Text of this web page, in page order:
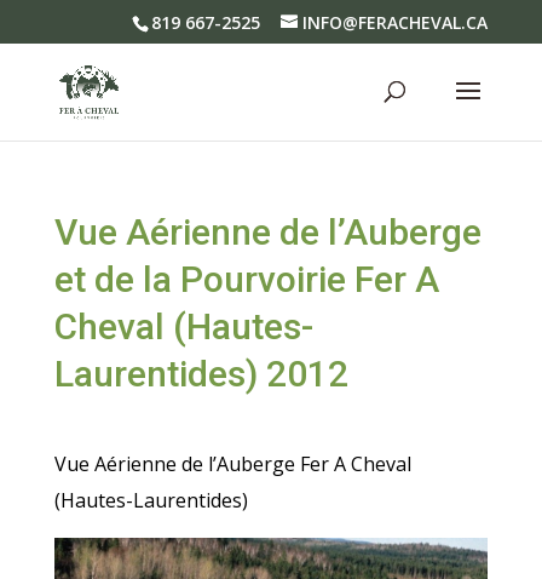
819 667-2525 INFO@FERACHEVAL.CA
Vue Aérienne de l’Auberge
et de la Pourvoirie Fer A
Cheval (Hautes-
Laurentides) 2012
Vue Aérienne de l’Auberge Fer A Cheval
(Hautes-Laurentides)